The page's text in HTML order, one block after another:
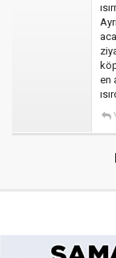
en